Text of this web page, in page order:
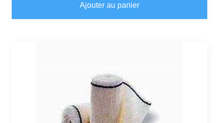
Ajouter au panier